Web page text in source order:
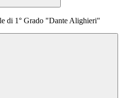
di 1° Grado "Dante Alighieri"